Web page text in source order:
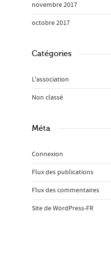
novembre 2017
octobre 2017
Catégories
L'association
Non classé
Méta
Connexion
Flux des publications
Flux des commentaires
Site de WordPress-FR